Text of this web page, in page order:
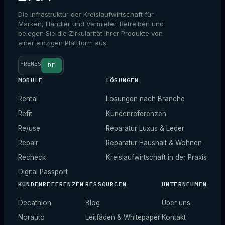
Die Infrastruktur der Kreislaufwirtschaft für
Marken, Händler und Vermieter. Betreiben und
belegen Sie die Zirkularität Ihrer Produkte von
einer einzigen Plattform aus.
FRENES DE
MODULE
Rental
Refit
Re/use
Repair
Recheck
Digital Passport
LÖSUNGEN
Lösungen nach Branche
Kundenreferenzen
Reparatur Luxus & Leder
Reparatur Haushalt & Wohnen
Kreislaufwirtschaft in der Praxis
KUNDENREFERENZEN
Decathlon
Norauto
RESSOURCEN
Blog
Leitfäden & Whitepaper
UNTERNEHMEN
Über uns
Kontakt